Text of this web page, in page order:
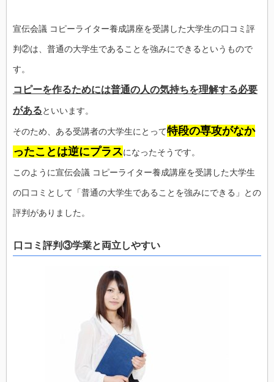
宣伝会議 コピーライター養成講座を受講した大学生の口コミ評
判②は、普通の大学生であることを強みにできるというもので
す。
コピーを作るためには普通の人の気持ちを理解する必要
があるといいます。
そのため、ある受講者の大学生にとって特段の専攻がなか
ったことは逆にプラスになったそうです。
このように宣伝会議 コピーライター養成講座を受講した大学生
の口コミとして「普通の大学生であることを強みにできる」との
評判がありました。
口コミ評判③学業と両立しやすい